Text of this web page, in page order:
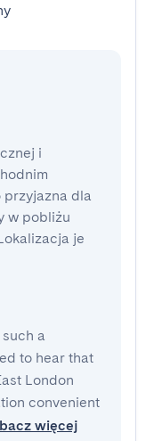
i
przyjazna dla
w pobliżu
je
a
to hear that
London
convenient
więcej